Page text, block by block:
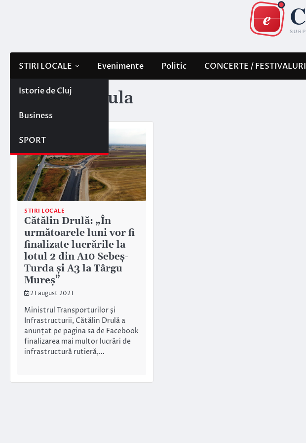
STIRI LOCALE
Istorie de Cluj
Business
SPORT
Evenimente Politic CONCERTE / FESTIVALURI
Etichetă: drula
STIRI LOCALE
Cătălin Drulă: „În
următoarele luni vor fi
finalizate lucrările la
lotul 2 din A10 Sebeş-
Turda şi A3 la Târgu
Mureş”
21 august 2021
Ministrul Transporturilor şi
Infrastructurii, Cătălin Drulă a
anunțat pe pagina sa de Facebook
finalizarea mai multor lucrări de
infrastructură rutieră,…